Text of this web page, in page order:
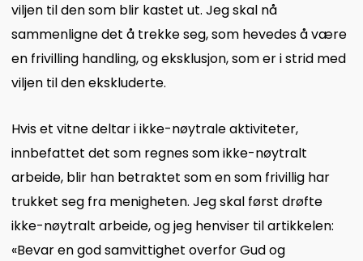
viljen til den som blir kastet ut. Jeg skal nå
sammenligne det å trekke seg, som hevedes å være
en frivilling handling, og eksklusjon, som er i strid med
viljen til den ekskluderte.
Hvis et vitne deltar i ikke-nøytrale aktiviteter,
innbefattet det som regnes som ikke-nøytralt
arbeide, blir han betraktet som en som frivillig har
trukket seg fra menigheten. Jeg skal først drøfte
ikke-nøytralt arbeide, og jeg henviser til artikkelen:
«Bevar en god samvittighet overfor Gud og